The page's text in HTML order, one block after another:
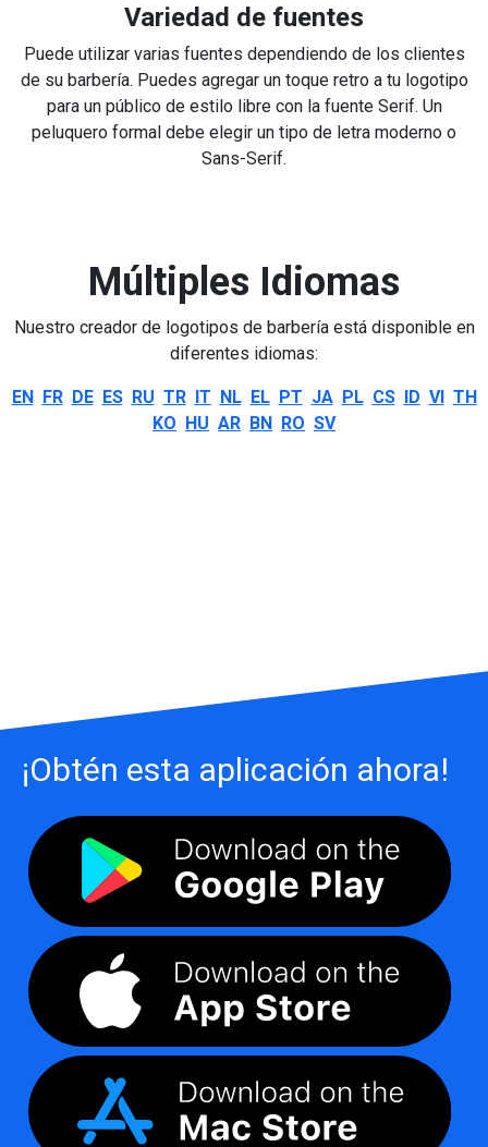
Variedad de fuentes
Puede utilizar varias fuentes dependiendo de los clientes
de su barbería. Puedes agregar un toque retro a tu logotipo
para un público de estilo libre con la fuente Serif. Un
peluquero formal debe elegir un tipo de letra moderno o
Sans-Serif.
Múltiples Idiomas
Nuestro creador de logotipos de barbería está disponible en
diferentes idiomas:
EN FR DE ES RU TR IT NL EL PT JA PL CS ID VI TH
KO HU AR BN RO SV
¡Obtén esta aplicación ahora!